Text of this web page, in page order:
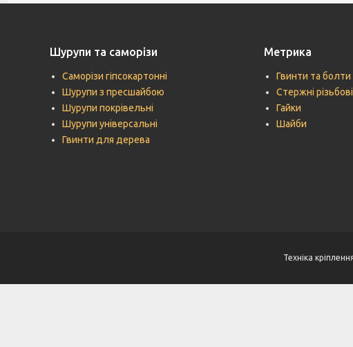
Шурупи та саморізи
Саморізи гіпсокартонні
Шурупи з пресшайбою
Шурупи покрівельні
Шурупи універсальні
Гвинти для дерева
Метрика
Гвинти та болти
Стержні різьбові
Гайки
Шайби